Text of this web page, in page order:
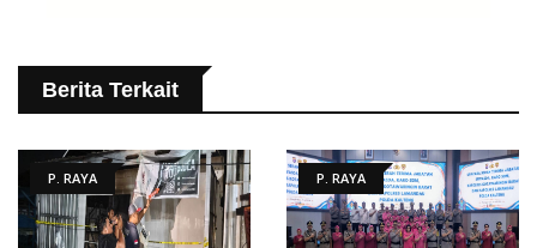
Berita Terkait
P. RAYA P. RAYA